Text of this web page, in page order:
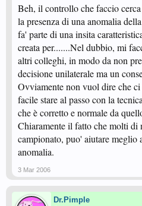
attenzione, viene specificato "
Lele, visto che sei aribitro federale, mi
ciò che è eccessivamente lucido?
LA mia super block nasce lucida, ma
giocare...sempre per quanto specificato
Beh, il controllo che faccio
la presenza di una anomalia
fa' parte di una insita
creata per.......Nel dubbio, mi
altri colleghi, in modo da non
decisione unilaterale ma un
Ovviamente non vuol dire che
facile stare al passo con la
che è corretto e normale da
Chiaramente il fatto che molti di
campionato, puo' aiutare
anomalia.
3 Mar 2006
Dr.Pimple